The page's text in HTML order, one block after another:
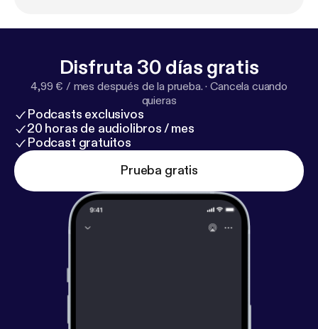
Disfruta 30 días gratis
4,99 € / mes después de la prueba. ·Cancela cuando
quieras
Podcasts exclusivos
20 horas de audiolibros / mes
Podcast gratuitos
Prueba gratis